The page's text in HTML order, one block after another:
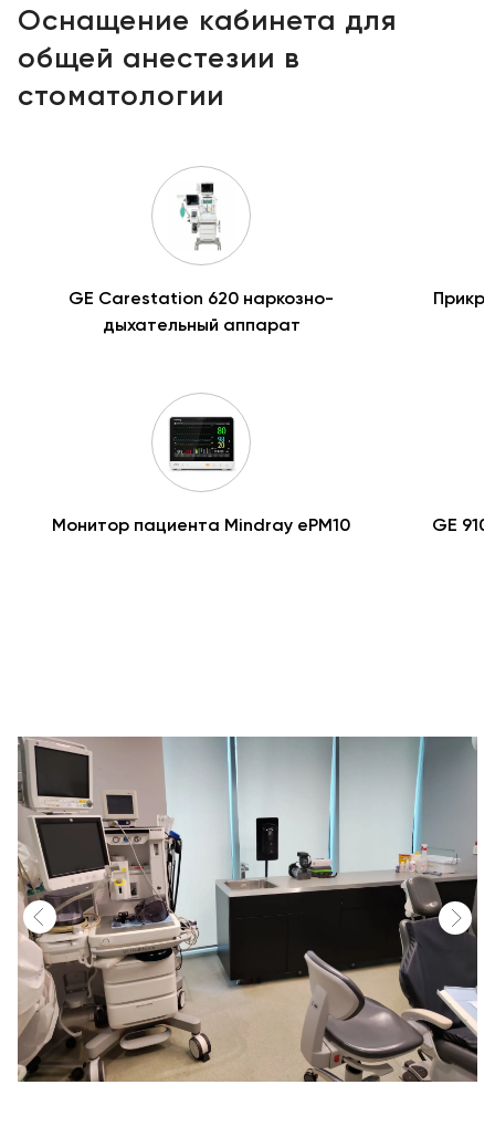
Оснащение кабинета для
общей анестезии в
стоматологии
GE Carestation 620 наркозно-
дыхательный аппарат
Монитор пациента Mindray ePM10 GE